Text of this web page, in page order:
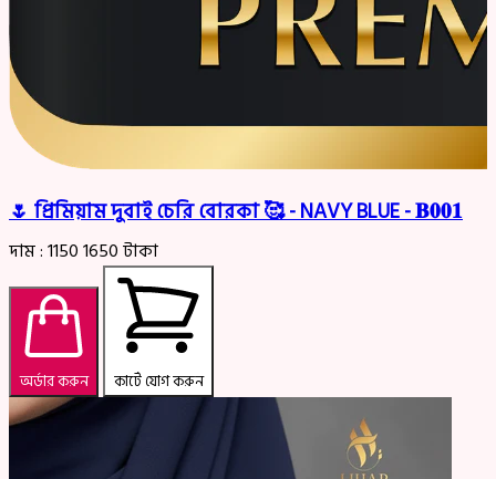
🌷 প্রিমিয়াম দুবাই চেরি বোরকা 🥰 - NAVY BLUE - 𝐁𝟎𝟎𝟏
দাম :11501650টাকা
অর্ডার করুন কার্টে যোগ করুন